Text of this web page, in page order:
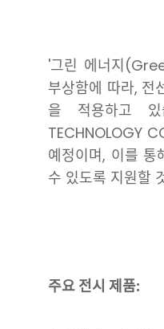
'그린 에너지
부상함에 따라, 전
을 적용하고 있
TECHNOLOGY
예정이며, 이를
수 있도록 지원할
주요 전시 제품: